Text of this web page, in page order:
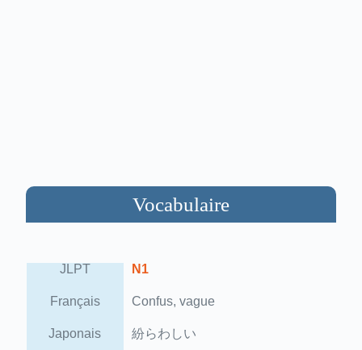
Vocabulaire
JLPT N1
Français Confus, vague
Japonais 紛らわしい